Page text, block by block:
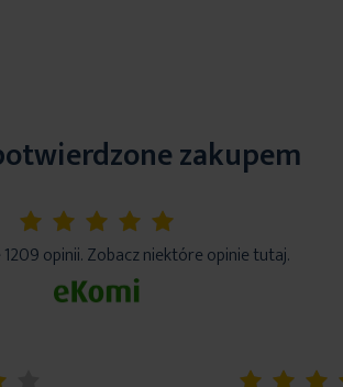
zakupem
5%
opinii. Zobacz niektóre opinie tutaj.